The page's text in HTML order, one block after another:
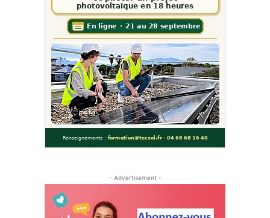
- Advertisement -